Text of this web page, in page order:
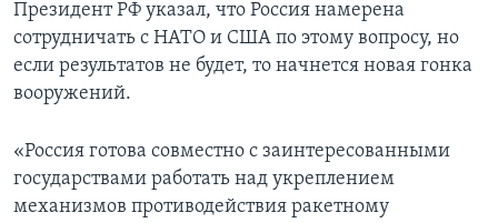
Президент РФ указал, что Россия намерена
сотрудничать с НАТО и США по этому вопросу, но
если результатов не будет, то начнется новая гонка
вооружений.
«Россия готова совместно с заинтересованными
государствами работать над укреплением
механизмов противодействия ракетному